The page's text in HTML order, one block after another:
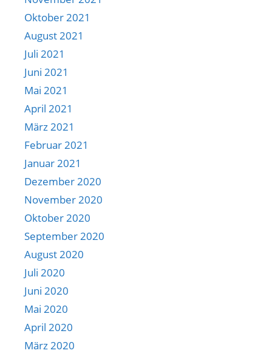
Oktober 2021
August 2021
Juli 2021
Juni 2021
Mai 2021
April 2021
März 2021
Februar 2021
Januar 2021
Dezember 2020
November 2020
Oktober 2020
September 2020
August 2020
Juli 2020
Juni 2020
Mai 2020
April 2020
März 2020